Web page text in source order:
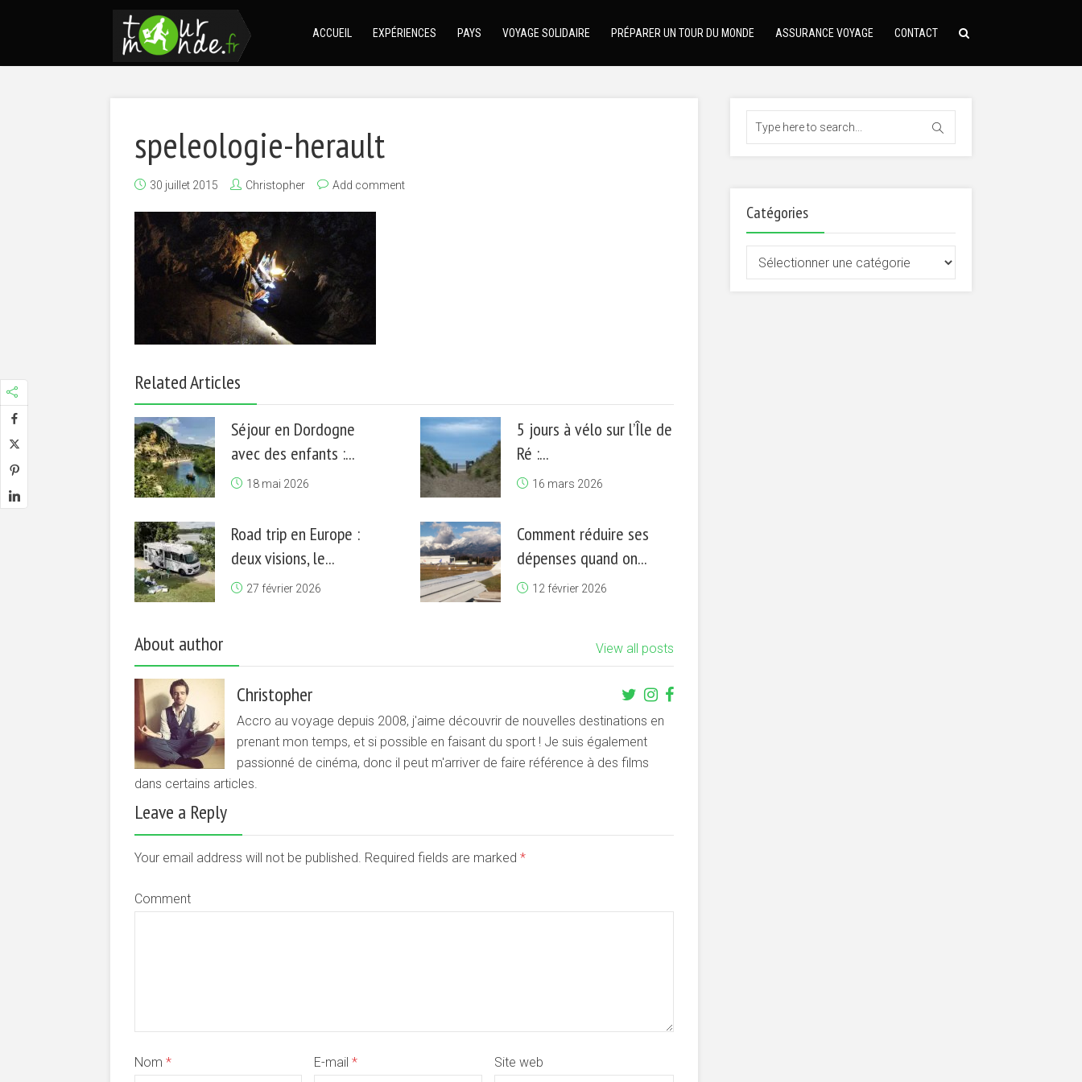
ACCUEIL EXPÉRIENCES PAYS VOYAGE SOLIDAIRE PRÉPARER UN TOUR DU MONDE ASSURANCE VOYAGE CONTACT
speleologie-herault
30 juillet 2015 Christopher Add comment
Related Articles
Séjour en Dordogne
avec des enfants :...
18 mai 2026
5 jours à vélo sur l’Île de
Ré :...
16 mars 2026
Road trip en Europe :
deux visions, le...
27 février 2026
Comment réduire ses
dépenses quand on...
12 février 2026
About author View all posts
Christopher
Accro au voyage depuis 2008, j'aime découvrir de nouvelles destinations en
prenant mon temps, et si possible en faisant du sport ! Je suis également
passionné de cinéma, donc il peut m'arriver de faire référence à des films
dans certains articles.
Leave a Reply
Your email address will not be published. Required fields are marked *
Comment
Nom * E-mail* Site web
Catégories